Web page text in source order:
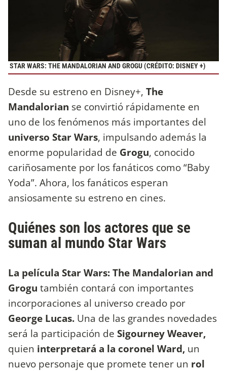
STAR WARS: THE MANDALORIAN AND GROGU (CRÉDITO: DISNEY +)
Desde su estreno en Disney+, The
Mandalorian se convirtió rápidamente en
uno de los fenómenos más importantes del
universo Star Wars, impulsando además la
enorme popularidad de Grogu, conocido
cariñosamente por los fanáticos como “Baby
Yoda”. Ahora, los fanáticos esperan
ansiosamente su estreno en cines.
Quiénes son los actores que se
suman al mundo Star Wars
La película Star Wars: The Mandalorian and
Grogu también contará con importantes
incorporaciones al universo creado por
George Lucas. Una de las grandes novedades
será la participación de Sigourney Weaver,
quien interpretará a la coronel Ward, un
nuevo personaje que promete tener un rol